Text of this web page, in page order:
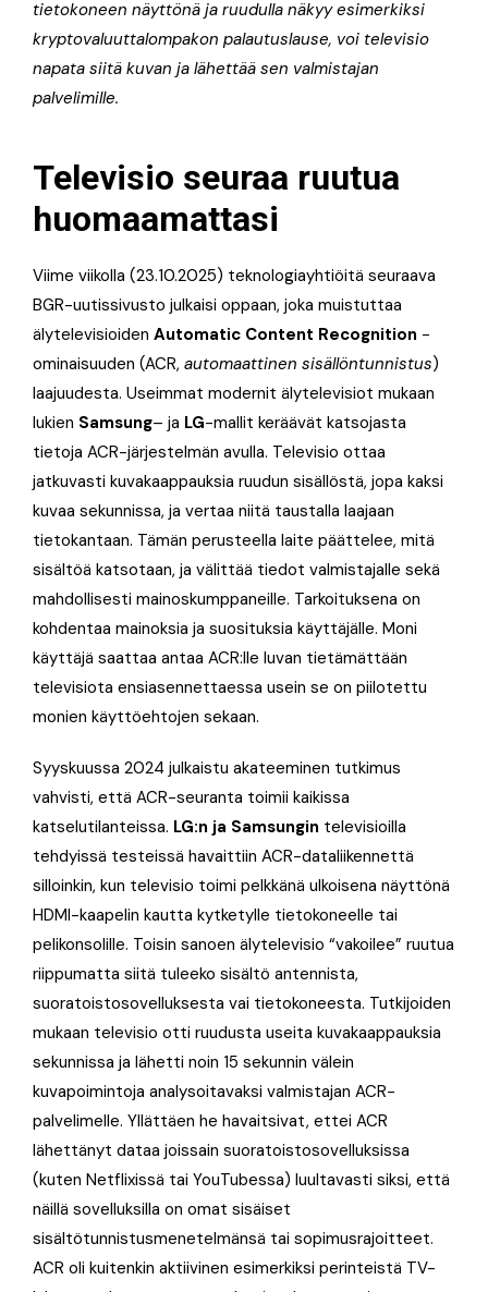
tietokoneen näyttönä ja ruudulla näkyy esimerkiksi
kryptovaluuttalompakon palautuslause, voi televisio
napata siitä kuvan ja lähettää sen valmistajan
palvelimille.
Televisio seuraa ruutua
huomaamattasi
Viime viikolla (23.10.2025) teknologiayhtiöitä seuraava
BGR-uutissivusto julkaisi oppaan, joka muistuttaa
älytelevisioiden Automatic Content Recognition -
ominaisuuden (ACR, automaattinen sisällöntunnistus)
laajuudesta. Useimmat modernit älytelevisiot mukaan
lukien Samsung– ja LG-mallit keräävät katsojasta
tietoja ACR-järjestelmän avulla. Televisio ottaa
jatkuvasti kuvakaappauksia ruudun sisällöstä, jopa kaksi
kuvaa sekunnissa, ja vertaa niitä taustalla laajaan
tietokantaan. Tämän perusteella laite päättelee, mitä
sisältöä katsotaan, ja välittää tiedot valmistajalle sekä
mahdollisesti mainoskumppaneille. Tarkoituksena on
kohdentaa mainoksia ja suosituksia käyttäjälle. Moni
käyttäjä saattaa antaa ACR:lle luvan tietämättään
televisiota ensiasennettaessa usein se on piilotettu
monien käyttöehtojen sekaan.
Syyskuussa 2024 julkaistu akateeminen tutkimus
vahvisti, että ACR-seuranta toimii kaikissa
katselutilanteissa. LG:n ja Samsungin televisioilla
tehdyissä testeissä havaittiin ACR-dataliikennettä
silloinkin, kun televisio toimi pelkkänä ulkoisena näyttönä
HDMI-kaapelin kautta kytketylle tietokoneelle tai
pelikonsolille. Toisin sanoen älytelevisio “vakoilee” ruutua
riippumatta siitä tuleeko sisältö antennista,
suoratoistosovelluksesta vai tietokoneesta. Tutkijoiden
mukaan televisio otti ruudusta useita kuvakaappauksia
sekunnissa ja lähetti noin 15 sekunnin välein
kuvapoimintoja analysoitavaksi valmistajan ACR-
palvelimelle. Yllättäen he havaitsivat, ettei ACR
lähettänyt dataa joissain suoratoistosovelluksissa
(kuten Netflixissä tai YouTubessa) luultavasti siksi, että
näillä sovelluksilla on omat sisäiset
sisältötunnistusmenetelmänsä tai sopimusrajoitteet.
ACR oli kuitenkin aktiivinen esimerkiksi perinteistä TV-